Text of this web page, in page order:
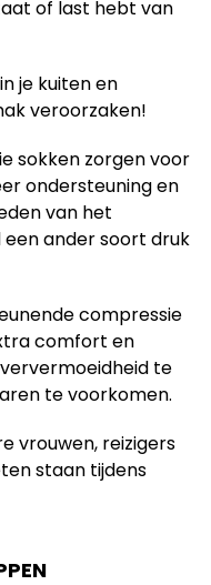
of last hebt van
je kuiten en
veroorzaken!
sokken zorgen voor
ondersteuning en
van het
ander soort druk
compressie
comfort en
te
te voorkomen.
vrouwen, reizigers
staan tijdens